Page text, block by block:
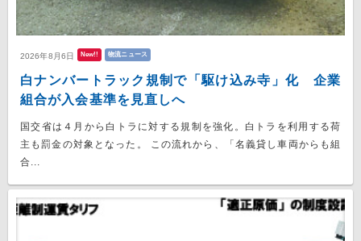
2026年8月6日 New!! 物流ニュース
白ナンバートラック規制で「駆け込み寺」化 企業
組合が入会基準を見直しへ
国交省は４月から白トラに対する規制を強化。白トラを利用する荷
主も罰金の対象となった。 この流れから、「名義貸し車両からも組
合...